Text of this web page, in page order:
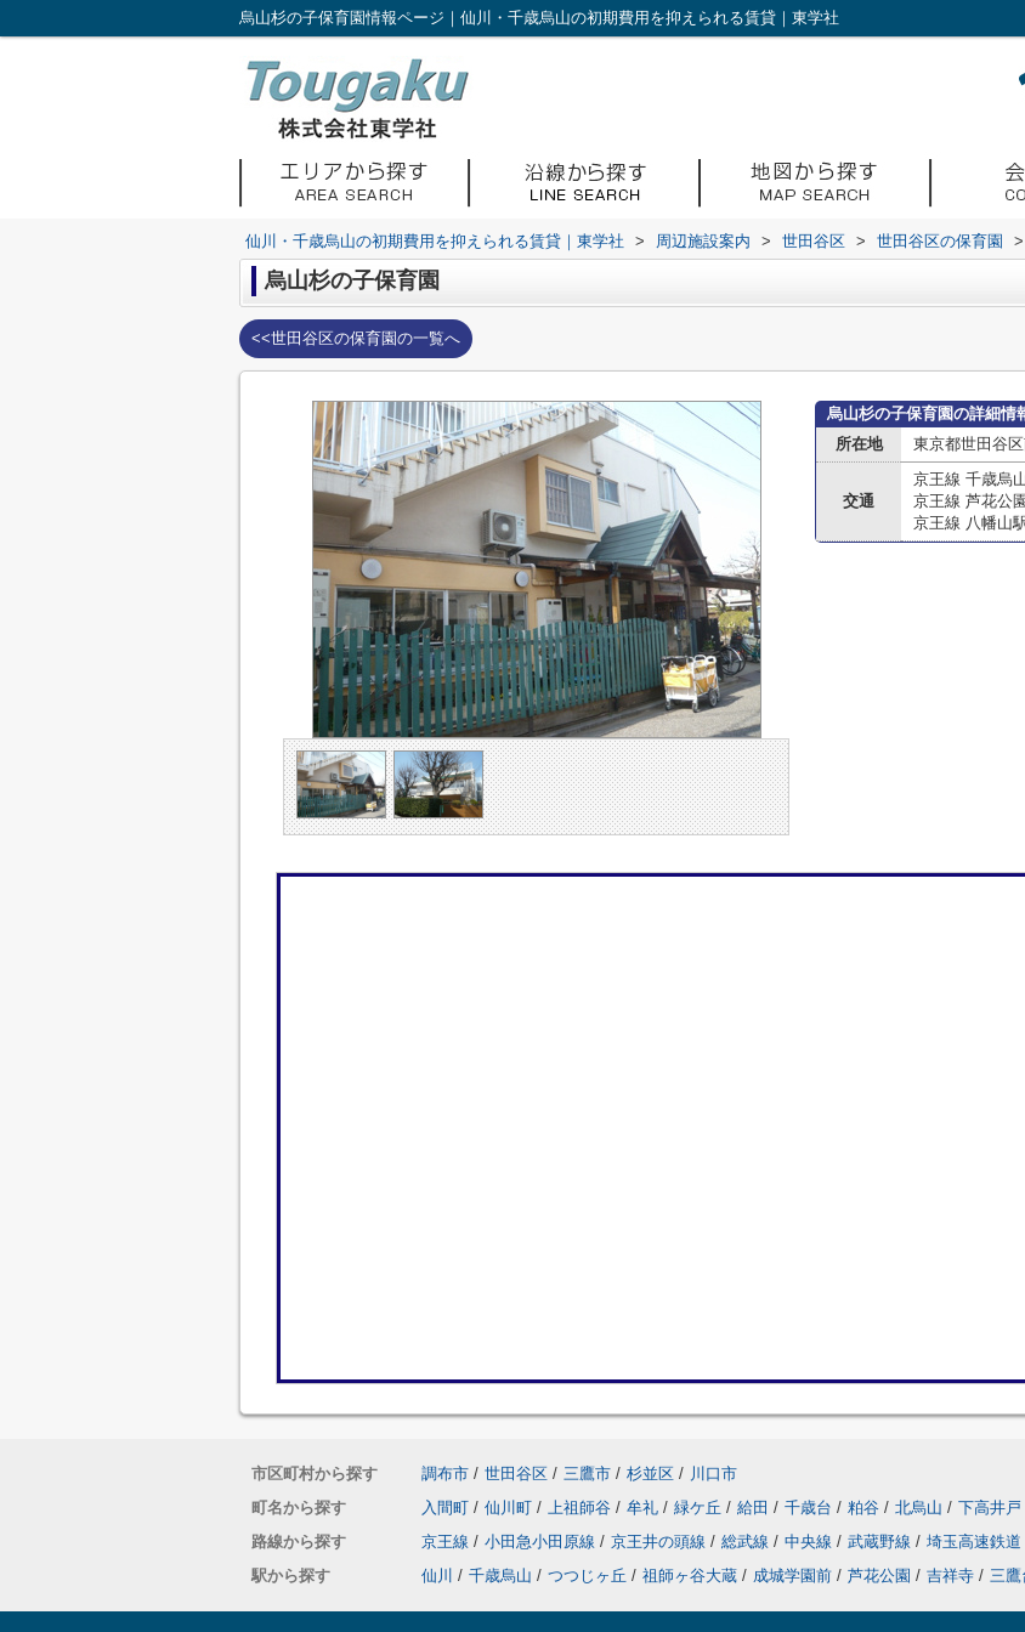
烏山杉の子保育園情報ページ｜仙川・千歳烏山の初期費用を抑えられる賃貸｜東学社
仙川・千歳烏山の初期費用を抑えられる賃貸｜東学社 > 周辺施設案内 > 世田谷区 > 世田谷区の保育園 >
烏山杉の子保育園
<<世田谷区の保育園の一覧へ
烏山杉の子保育園の詳細情
所在地
東京都世田谷
交通
京王線 千歳烏
京王線 芦花公
京王線 八幡山
市区町村から探す 調布市 / 世田谷区 / 三鷹市 / 杉並区 / 川口市
町名から探す
入間町 / 仙川町 / 上祖師谷 / 牟礼 / 緑ケ丘 / 給田 / 千歳台 / 粕谷 / 北烏山 / 下高井戸
路線から探す
京王線 / 小田急小田原線 / 京王井の頭線 / 総武線 / 中央線 / 武蔵野線 / 埼玉高速鉄道
駅から探す
仙川 / 千歳烏山 / つつじヶ丘 / 祖師ヶ谷大蔵 / 成城学園前 / 芦花公園 / 吉祥寺 / 三鷹